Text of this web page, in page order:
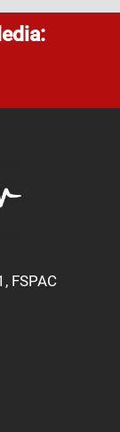
FSPAC